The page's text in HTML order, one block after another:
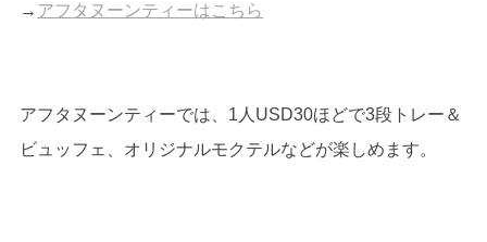
→ アフタヌーンティーはこちら
アフタヌーンティーでは、1人USD30ほどで3段トレー＆
ビュッフェ、オリジナルモクテルなどが楽しめます。